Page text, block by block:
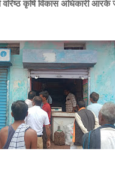
कृषि विकास अधिकारी आरके